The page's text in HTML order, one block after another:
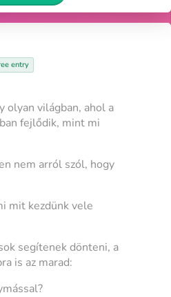
entry
világban, ahol a
fejlődik, mint mi
nem arról szól, hogy
mit kezdünk vele
segítenek dönteni, a
is az marad: